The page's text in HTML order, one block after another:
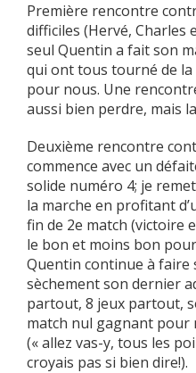
Première rencontre
difficiles (Hervé, Charles
seul Quentin a fait son
qui ont tous tourné de la
pour nous. Une
aussi bien perdre, mais
Deuxième rencontre
commence avec un
solide numéro 4; je
la marche en profitant
fin de 2e match (victoire
le bon et moins bon
Quentin continue à
sèchement son dernier
partout, 8 jeux partout,
match nul gagnant pour
(« allez vas-y, tous les
croyais pas si bien dire!).